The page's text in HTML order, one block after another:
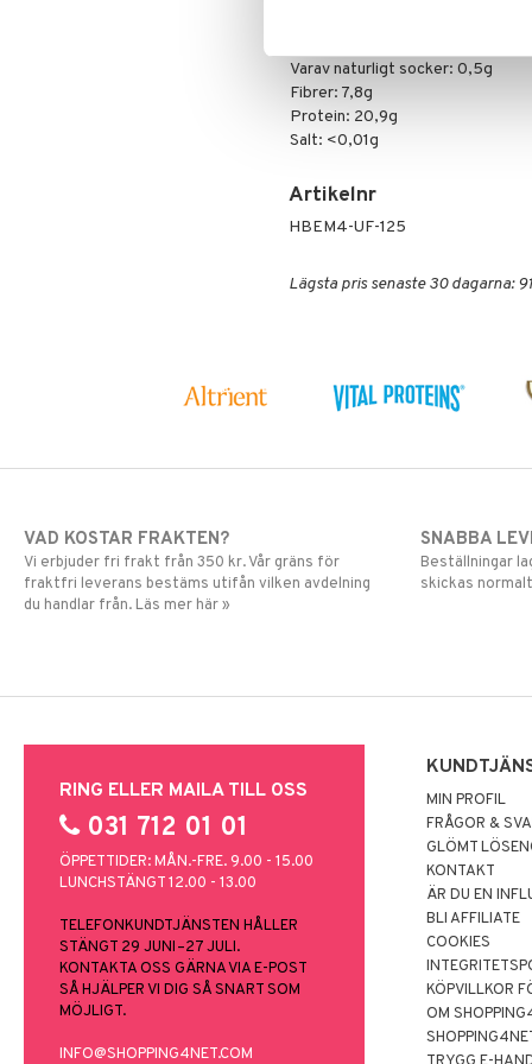
Varav naturligt socker: 0,5g
Fibrer: 7,8g
Protein: 20,9g
Salt: <0,01g
Artikelnr
HBEM4-UF-125
Lägsta pris senaste 30 dagarna:
VAD KOSTAR FRAKTEN?
Vi erbjuder fri frakt från 350 kr. Vår gräns för
fraktfri leverans bestäms utifån vilken avdelning
du handlar från. Läs mer här »
SNABBA
Beställningar
skickas
RING ELLER MAILA TILL OSS
031 712 01 01
ÖPPETTIDER: MÅN.-FRE. 9.00 - 15.00
LUNCHSTÄNGT 12.00 - 13.00
TELEFONKUNDTJÄNSTEN HÅLLER
STÄNGT 29 JUNI–27 JULI.
KONTAKTA OSS GÄRNA VIA E-POST
SÅ HJÄLPER VI DIG SÅ SNART SOM
MÖJLIGT.
INFO@SHOPPING4NET.COM
MIN PROFIL
FRÅGOR &
GLÖMT
KONTAKT
ÄR DU EN
BLI AFFILIATE
COOKIES
KÖPVILLKOR
OM